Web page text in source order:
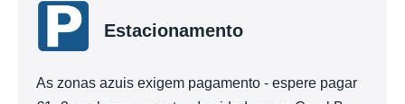
Estacionamento
As zonas azuis exigem pagamento - espere pagar